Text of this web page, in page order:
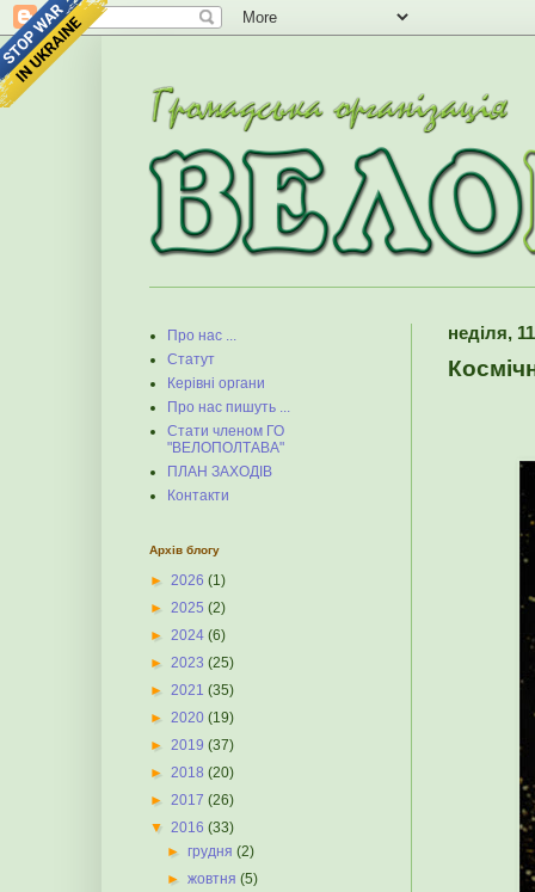
неділя,
Про нас ...
Статут
Керівні органи
Про нас пишуть ...
Стати членом ГО
"ВЕЛОПОЛТАВА"
ПЛАН ЗАХОДІВ
Контакти
Архів блогу
► 2026 (1)
► 2025 (2)
► 2024 (6)
► 2023 (25)
► 2021 (35)
► 2020 (19)
► 2019 (37)
► 2018 (20)
► 2017 (26)
▼ 2016 (33)
►грудня(2)
►жовтня(5)